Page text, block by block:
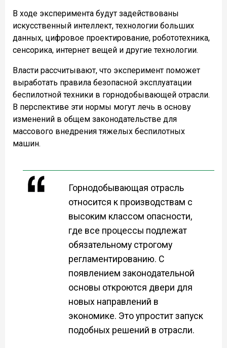
В ходе эксперимента будут задействованы
искусственный интеллект, технологии больших
данных, цифровое проектирование, робототехника,
сенсорика, интернет вещей и другие технологии.
Власти рассчитывают, что эксперимент поможет
выработать правила безопасной эксплуатации
беспилотной техники в горнодобывающей отрасли.
В перспективе эти нормы могут лечь в основу
изменений в общем законодательстве для
массового внедрения тяжелых беспилотных
машин.
Горнодобывающая отрасль
относится к производствам с
высоким классом опасности,
где все процессы подлежат
обязательному строгому
регламентированию. С
появлением законодательной
основы откроются двери для
новых направлений в
экономике. Это упростит запуск
подобных решений в отрасли.